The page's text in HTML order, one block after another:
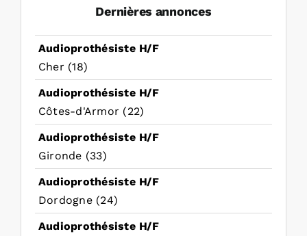
Dernières annonces
Audioprothésiste H/F
Cher (18)
Audioprothésiste H/F
Côtes-d'Armor (22)
Audioprothésiste H/F
Gironde (33)
Audioprothésiste H/F
Dordogne (24)
Audioprothésiste H/F